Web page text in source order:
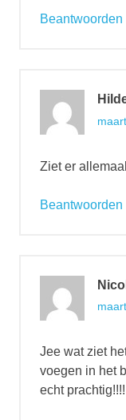
Beantwoorden
Ziet er
Beantwoorden
Jee wat ziet
voegen in het
echt prachtig!!!!